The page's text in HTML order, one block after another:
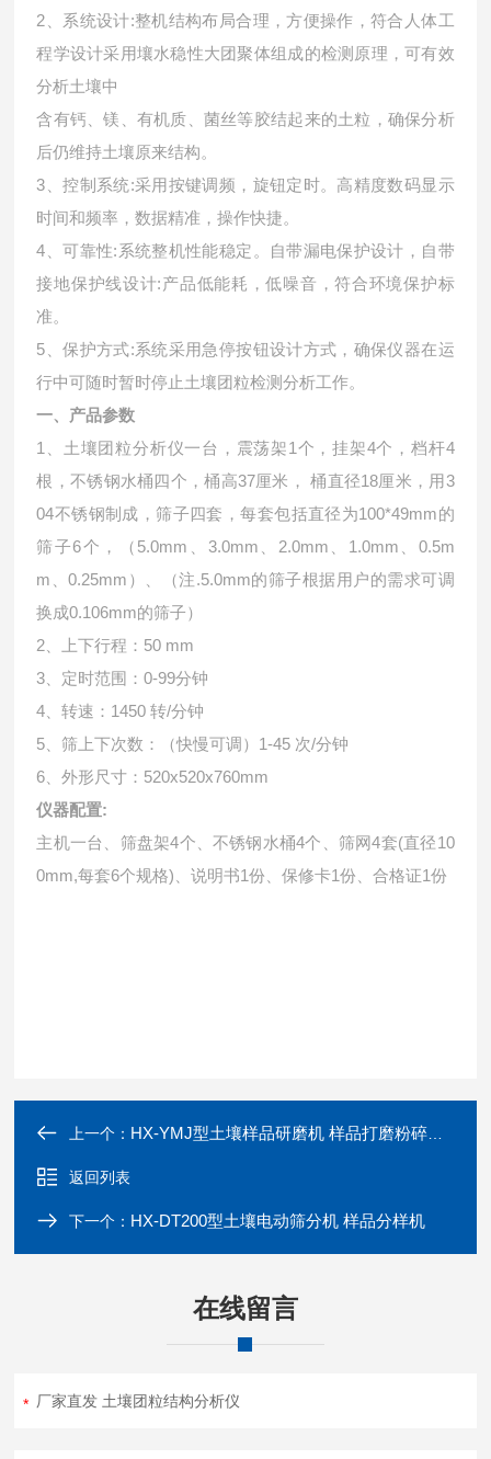
2、系统设计:整机结构布局合理，方便操作，符合人体工
程学设计采用壤水稳性大团聚体组成的检测原理，可有效
分析土壤中
含有钙、镁、有机质、菌丝等胶结起来的土粒，确保分析
后仍维持土壤原来结构。
3、控制系统:采用按键调频，旋钮定时。高精度数码显示
时间和频率，数据精准，操作快捷。
4、可靠性:系统整机性能稳定。自带漏电保护设计，自带
接地保护线设计:产品低能耗，低噪音，符合环境保护标
准。
5、保护方式:系统采用急停按钮设计方式，确保仪器在运
行中可随时暂时停止土壤团粒检测分析工作。
一、产品参数
1、土壤团粒分析仪一台，震荡架1个，挂架4个，档杆4
根，不锈钢水桶四个，桶高37厘米， 桶直径18厘米，用3
04不锈钢制成，筛子四套，每套包括直径为100*49mm的
筛子6个，（5.0mm、3.0mm、2.0mm、1.0mm、0.5m
m、0.25mm）、（注.5.0mm的筛子根据用户的需求可调
换成0.106mm的筛子）
2、上下行程：50 mm
3、定时范围：0-99分钟
4、转速：1450 转/分钟
5、筛上下次数：（快慢可调）1-45 次/分钟
6、外形尺寸：520x520x760mm
仪器配置:
主机一台、筛盘架4个、不锈钢水桶4个、筛网4套(直径10
0mm,每套6个规格)、说明书1份、保修卡1份、合格证1份
上一个： HX-YMJ型土壤样品研磨机 样品打磨粉碎设备
返回列表
下一个： HX-DT200型土壤电动筛分机 样品分样机
在线留言